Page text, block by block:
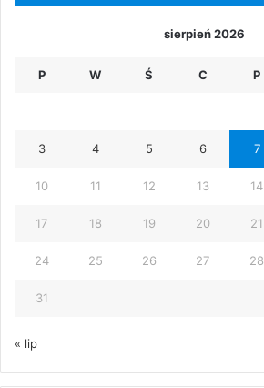
sierpień 2026
P W Ś C P
3 4 5 6 7
10 11 12 13 14
17 18 19 20 21
24 25 26 27 28
31
« lip